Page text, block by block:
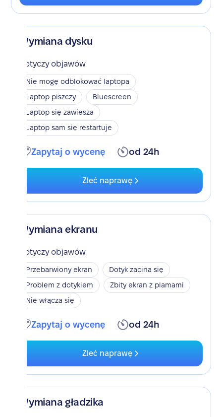
Wymiana dysku
Dotyczy objawów
Nie mogę odblokować laptopa
Laptop piszczy
Bluescreen
Laptop się zawiesza
Laptop sam się restartuje
Zapytaj o wycenę od 24h
Zleć naprawę
Wymiana ekranu
Dotyczy objawów
Przebarwiony ekran
Dotyk zacina się
Problem z dotykiem
Zbity ekran z plamami
Nie włącza się
Zapytaj o wycenę od 24h
Zleć naprawę
Wymiana gładzika